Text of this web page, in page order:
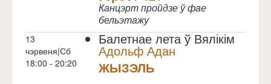
Канцэрт пройдзе ў фае
бельэтажу
13
чэрвеня|Сб
18:00 - 20:20
Балетнае лета ў Вялікім
Адольф Адан
ЖЫЗЭЛЬ